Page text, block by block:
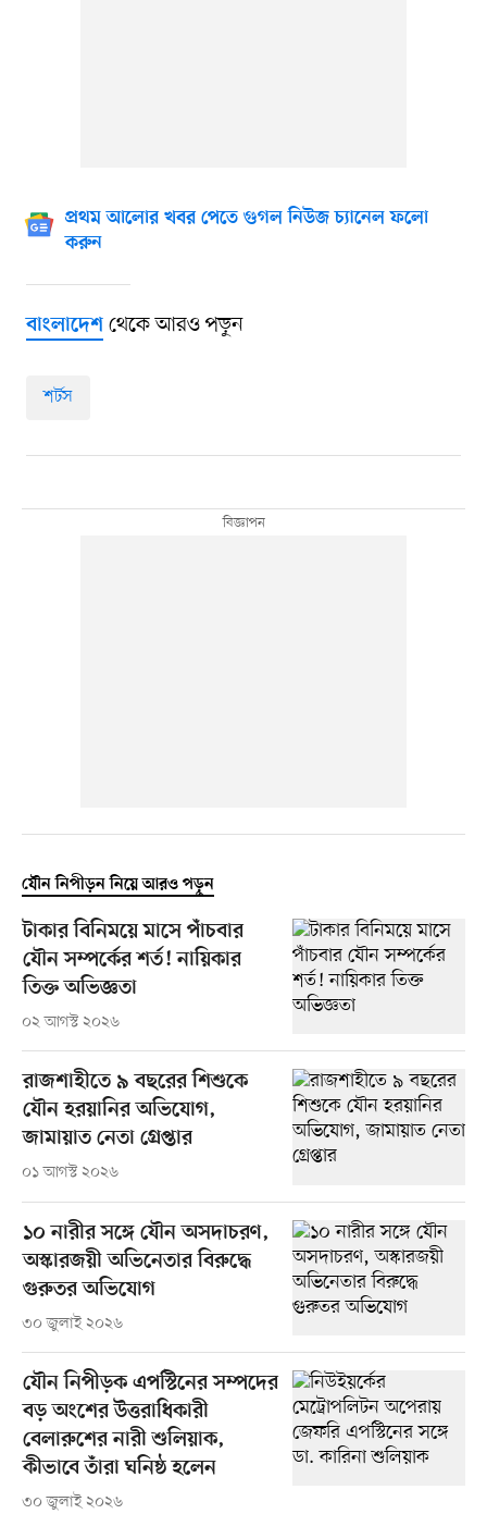
প্রথম আলোর খবর পেতে গুগল নিউজ চ্যানেল ফলো
করুন
বাংলাদেশথেকে আরও পড়ুন
শর্টস
যৌন নিপীড়ন নিয়ে আরও পড়ুন
টাকার বিনিময়ে মাসে পাঁচবার
যৌন সম্পর্কের শর্ত! নায়িকার
তিক্ত অভিজ্ঞতা
০২ আগস্ট ২০২৬
রাজশাহীতে ৯ বছরের শিশুকে
যৌন হরয়ানির অভিযোগ,
জামায়াত নেতা গ্রেপ্তার
০১ আগস্ট ২০২৬
১০ নারীর সঙ্গে যৌন অসদাচরণ,
অস্কারজয়ী অভিনেতার বিরুদ্ধে
গুরুতর অভিযোগ
৩০ জুলাই ২০২৬
যৌন নিপীড়ক এপস্টিনের সম্পদের
বড় অংশের উত্তরাধিকারী
বেলারুশের নারী শুলিয়াক,
কীভাবে তাঁরা ঘনিষ্ঠ হলেন
৩০ জুলাই ২০২৬